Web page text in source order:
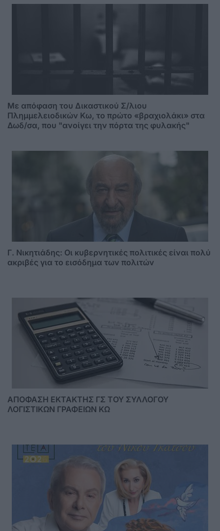
Mε απόφαση του Δικαστικού Σ/λιου
Πλημμελειοδικών Κω, το πρώτο «βραχιολάκι» στα
Δωδ/σα, που "ανοίγει την πόρτα της φυλακής"
Γ. Νικητιάδης: Οι κυβερνητικές πολιτικές είναι πολύ
ακριβές για το εισόδημα των πολιτών
ΑΠΟΦΑΣΗ ΕΚΤΑΚΤΗΣ ΓΣ ΤΟΥ ΣΥΛΛΟΓΟΥ
ΛΟΓΙΣΤΙΚΩΝ ΓΡΑΦΕΙΩΝ ΚΩ